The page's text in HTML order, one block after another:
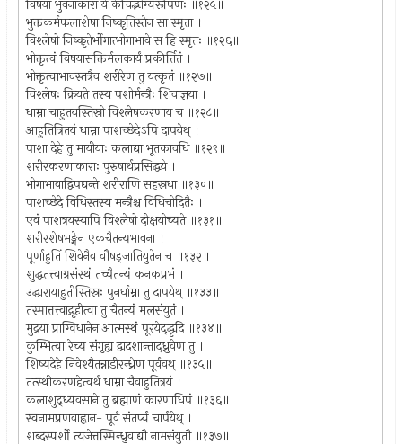
विषया भुवनाकारा ये केचिद्भोग्यरूपिणः ॥१२५॥
भुक्तकर्मफलाशेषा निष्कृतिस्तेन सा स्मृता ।
विश्लेषो निष्कृतेर्भोगात्भोगाभावे स हि स्मृतः ॥१२६॥
भोक्तृत्वं विषयासक्तिर्मलकार्यं प्रकीर्तितं ।
भोक्तृत्वाभावस्तत्रैव शरीरेण तु यत्कृतं ॥१२७॥
विश्लेषः क्रियते तस्य पशोर्मन्त्रैः शिवाज्ञया ।
धाम्ना चाहुतयस्तिस्रो विश्लेषकरणाय च ॥१२८॥
आहुतित्रितयं धाम्ना पाशच्छेदेऽपि दापयेथ् ।
पाशा देहे तु मायीयाः कलाद्या भूतकावधि ॥१२९॥
शरीरकरणाकाराः पुरुषार्थप्रसिद्धये ।
भोगाभावाद्विपद्यन्ते शरीराणि सहस्रधा ॥१३०॥
पाशच्छेदे विधिस्तस्य मन्त्रैश्च विधिचोदितैः ।
एवं पाशत्रयस्यापि विश्लेषो दीक्षयोच्यते ॥१३१॥
शरीरशेषभङ्गेन एकचैतन्यभावना ।
पूर्णाहुतिं शिवेनैव वौषड्जातियुतेन च ॥१३२॥
शुद्धतत्त्वाग्रसंस्थं तच्चैतन्यं कनकप्रभं ।
उद्धारायाहुतीस्तिस्रः पुनर्धाम्ना तु दापयेथ् ॥१३३॥
तस्मात्तत्त्वाद्गृहीत्वा तु चैतन्यं मलसंयुतं ।
मुद्रया प्राग्विधानेन आत्मस्थं पूरयेद्द्धृदि ॥१३४॥
कुम्भित्वा रेच्य संगृह्य द्वादशान्ताद्ध्रुवेण तु ।
शिष्यदेहे निवेश्यैतन्नाडीरन्ध्रेण पूर्ववथ् ॥१३५॥
तत्स्थीकरणहेत्वर्थं धाम्ना चैवाहुतित्रयं ।
कलाशुद्ध्यवसाने तु ब्रह्माणं कारणाधिपं ॥१३६॥
स्वनामप्रणवाह्वान- पूर्वं संतर्प्य चार्पयेथ् ।
शब्दस्पर्शो त्यजेत्तस्मिन्ध्रुवाद्यौ नामसंयुतौ ॥१३७॥